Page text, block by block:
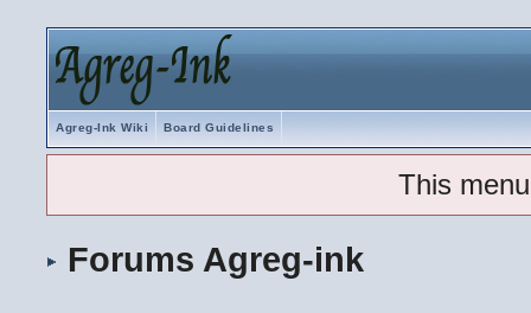
Agreg-Ink Wiki Board Guidelines
This
Forums Agreg-ink